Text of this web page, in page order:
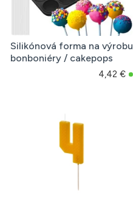
Silikónová forma na výrobu
bonboniéry / cakepops
4,42 €